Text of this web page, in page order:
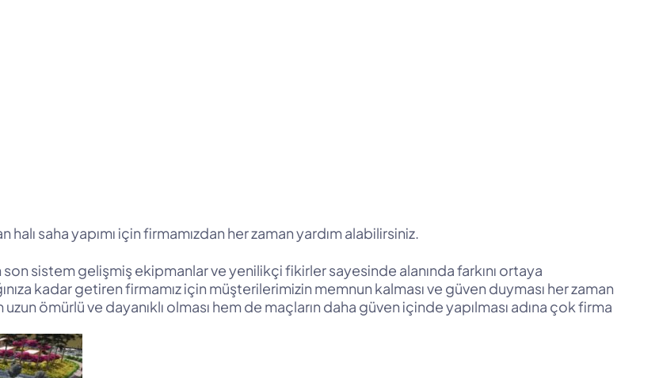
saha yapımı için firmamızdan her zaman yardım alabilirsiniz.
sistem gelişmiş ekipmanlar ve yenilikçi fikirler sayesinde alanında farkını ortaya
kadar getiren firmamız için müşterilerimizin memnun kalması ve güven duyması her zaman
ömürlü ve dayanıklı olması hem de maçların daha güven içinde yapılması adına çok firma